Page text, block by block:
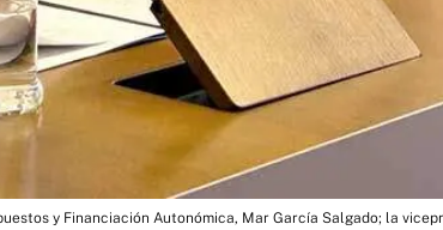
y Financiación Autonómica, Mar García Salgado; la